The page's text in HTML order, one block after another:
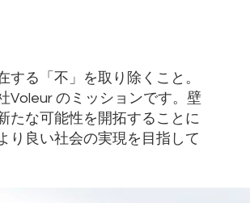
する「不」を取り除くこと。
Voleur のミッションです。壁
たな可能性を開拓することに
り良い社会の実現を目指して